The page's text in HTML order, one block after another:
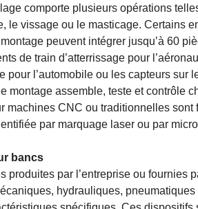
comporte plusieurs opérations
le vissage ou le masticage. Certains
peuvent intégrer jusqu’à 60
de train d’atterrissage pour
pour l’automobile ou les capteurs sur
montage assemble, teste et contrôle
machines CNC ou traditionnelles
par marquage laser ou par
bancs
produites par l’entreprise ou fournies
hydrauliques,